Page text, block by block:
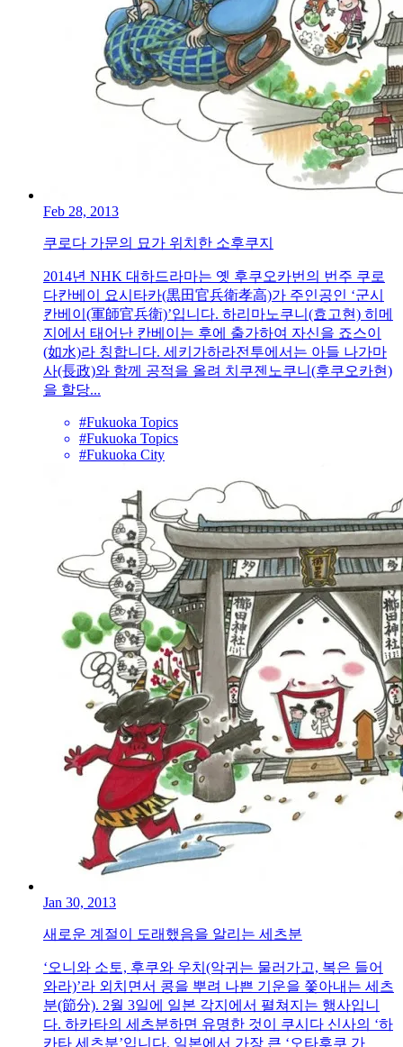
Feb 28, 2013
쿠로다 가문의 묘가 위치한 소후쿠지
2014년 NHK 대하드라마는 옛 후쿠오카번의 번주 쿠로
다칸베이 요시타카(黒田官兵衛孝高)가 주인공인 ‘군시
칸베이(軍師官兵衛)’입니다. 하리마노쿠니(효고현) 히메
지에서 태어난 칸베이는 후에 출가하여 자신을 죠스이
(如水)라 칭합니다. 세키가하라전투에서는 아들 나가마
사(長政)와 함께 공적을 올려 치쿠젠노쿠니(후쿠오카현)
을 할당...
#Fukuoka Topics
#Fukuoka Topics
#Fukuoka City
Jan 30, 2013
새로운 계절이 도래했음을 알리는 세츠분
‘오니와 소토, 후쿠와 우치(악귀는 물러가고, 복은 들어
와라)’라 외치면서 콩을 뿌려 나쁜 기운을 쫓아내는 세츠
분(節分). 2월 3일에 일본 각지에서 펼쳐지는 행사입니
다. 하카타의 세츠분하면 유명한 것이 쿠시다 신사의 ‘하
카타 세츠분’입니다. 일본에서 가장 큰 ‘오타후쿠 가